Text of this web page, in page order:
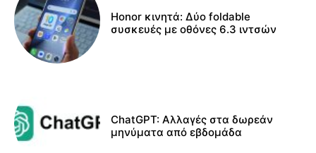
Honor κινητά: Δύο foldable
συσκευές με οθόνες 6.3 ιντσών
ChatGPT: Αλλαγές στα δωρεάν
μηνύματα από εβδομάδα